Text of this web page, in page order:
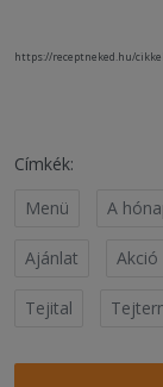
https://receptneked.hu/
Címkék:
Menü
A
Ajánlat Akció
Tejital